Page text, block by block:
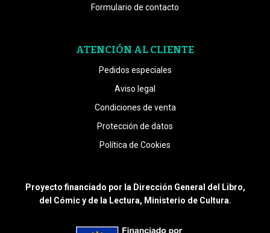
Formulario de contacto
ATENCIÓN AL CLIENTE
Pedidos especiales
Aviso legal
Condiciones de venta
Protección de datos
Política de Cookies
Proyecto financiado por la Dirección General del Libro,
del Cómic y de la Lectura, Ministerio de Cultura.